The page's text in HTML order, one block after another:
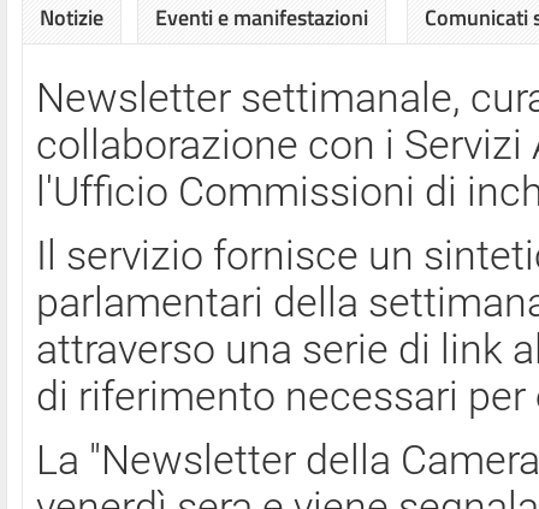
Notizie Eventi e manifestazioni Comunicati
Newsletter settimanale,
collaborazione con i
l'Ufficio Commissioni di
Il servizio fornisce un
parlamentari della
attraverso una serie di link
di riferimento necessari
La "Newsletter della